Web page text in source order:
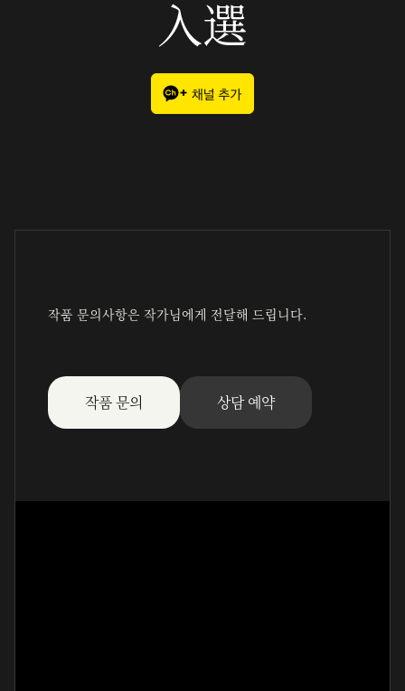
入選
작품 문의사항은 작가님에게 전달해 드립니다.
작품 문의 상담 예약